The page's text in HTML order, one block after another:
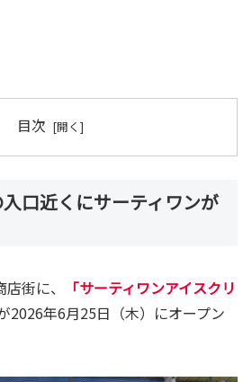
目次
口近くにサーティワンが
街に、
「サーティワンアイスクリ
2026年6月25日（木）にオープン